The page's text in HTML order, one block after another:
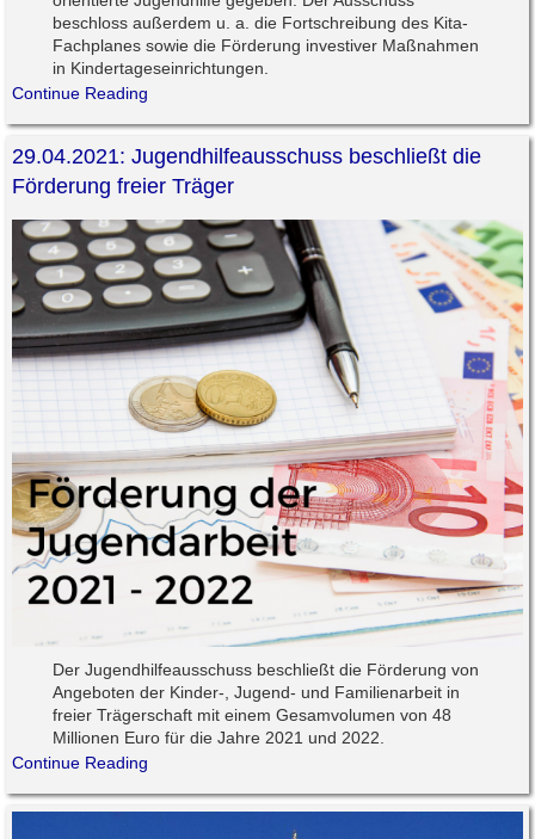
beschloss außerdem u. a. die Fortschreibung des Kita-
Fachplanes sowie die Förderung investiver Maßnahmen
in Kindertageseinrichtungen.
Continue Reading
29.04.2021: Jugendhilfeausschuss beschließt die
Förderung freier Träger
Der Jugendhilfeausschuss beschließt die Förderung von
Angeboten der Kinder-, Jugend- und Familienarbeit in
freier Trägerschaft mit einem Gesamvolumen von 48
Millionen Euro für die Jahre 2021 und 2022.
Continue Reading